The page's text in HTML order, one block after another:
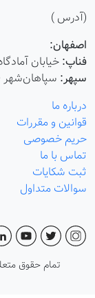
(آدرس )
اصفهان:
فناپ:خیابان
سپهر:سپاهان‌شهر -
درباره ما
قوانین و مقررات
حریم خصوصی
تماس با ما
ثبت شکایات
سوالات متداول
تمام حقوق